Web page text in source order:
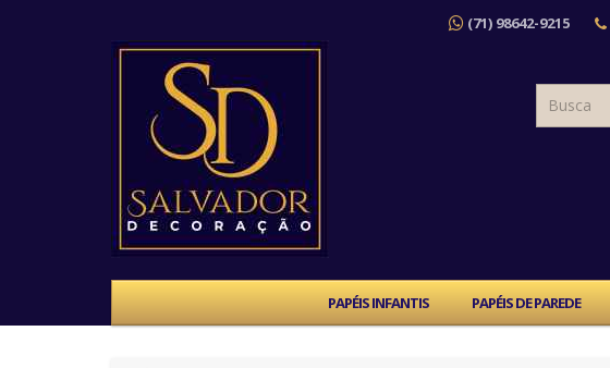
(71) 98642-9215
PAPÉIS INFANTIS PAPÉIS DE PAREDE